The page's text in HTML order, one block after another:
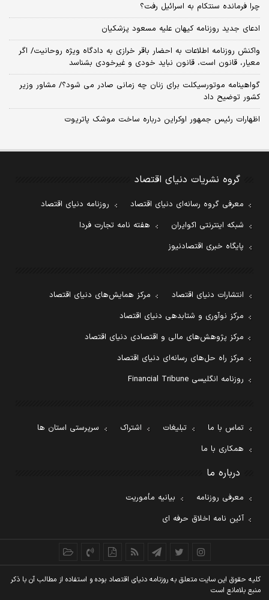
چرا فرمانده سنتکام به اسرائیل رفت؟
ادعای جدید روزنامه کیهان علیه مسعود پزشکیان
واکنش روزنامه اطلاعات به احضار باقر خرازی به دادگاه ویژه روحانیت/ اگر
معیار، قانون است، قانون نباید خودی و غیرخودی بشناسد
گواهینامه موتورسیکلت برای زنان چه زمانی صادر می شود؟/ مشاور وزیر
کشور توضیح داد
اظهارات رئیس جمهور اوکراین درباره ساخت موشک پاتریوت
گروه نشریات دنیای اقتصاد
معرفی گروه رسانه‌ای دنیای اقتصاد
روزنامه دنیای اقتصاد
شبکه اینترنتی اکوایران
هفته نامه تجارت فردا
پایگاه خبری اقتصادنیوز
انتشارات دنیای اقتصاد
مرکز همایش‌های دنیای اقتصاد
مرکز نوآوری و شتابدهی دنیای اقتصاد
مرکز پژوهش‌های مالی و اقتصادی دنیای اقتصاد
مرکز راه حل‌های رسانه‌ای دنیای اقتصاد
روزنامه انگلیسی Financial Tribune
تماس با ما تبلیغات اشتراک
سرپرستی استان ها
همکاری با ما
درباره ما
معرفی روزنامه
بیانیه مأموریت
آئین نامه اخلاق حرفه ای
کليه حقوق اين سايت متعلق به روزنامه دنيای اقتصاد بوده و استفاده از مطالب آن با ذکر
منبع بلامانع است